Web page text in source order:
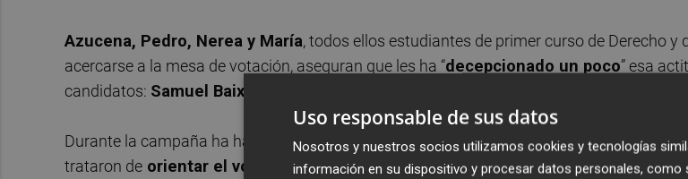
Azucena, Pedro, Nerea y María, todos ellos estudiantes de primer curso de Derecho y
acercarse a la mesa de votación, aseguran que les ha “decepcionado un poco” esa
candidatos: Samuel Baixauli, Senena Corbalán, Guillermo Díaz, Alfonsa García y
Durante la campaña ha habido acusaciones de que profesores afines a algunas de las
trataron de orientar el voto del estudiantadodurante las clases, o de que incluso les
Uso responsable de sus datos
Nosotros y nuestros socios utilizamos cookies y tecnologías
información en su dispositivo y procesar datos personales, como